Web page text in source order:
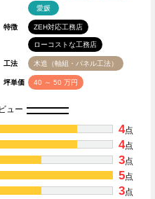
愛媛
特徴 ZEH対応工務店
ローコストな工務店
工法 木造（軸組・パネル工法）
坪単価 40 ～ 50 万円
ュー
4点
4点
3点
5点
3点